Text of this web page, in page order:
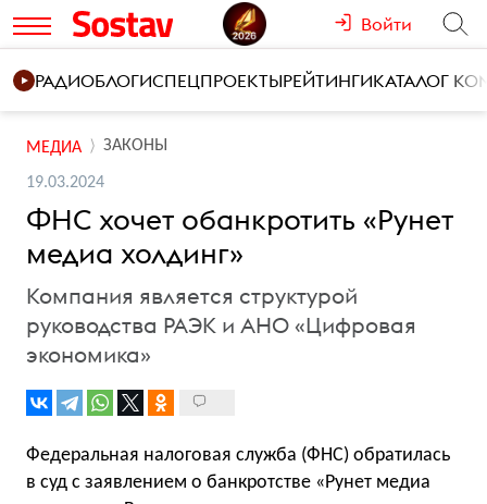
Войти
РАДИОБЛОГИСПЕЦПРОЕКТЫРЕЙТИНГИКАТАЛОГ
МЕДИА ЗАКОНЫ
19.03.2024
ФНС хочет обанкротить «Рунет
медиа холдинг»
Компания является структурой
руководства РАЭК и АНО «Цифровая
экономика»
Федеральная налоговая служба (ФНС) обратилась
в суд с заявлением о банкротстве «Рунет медиа